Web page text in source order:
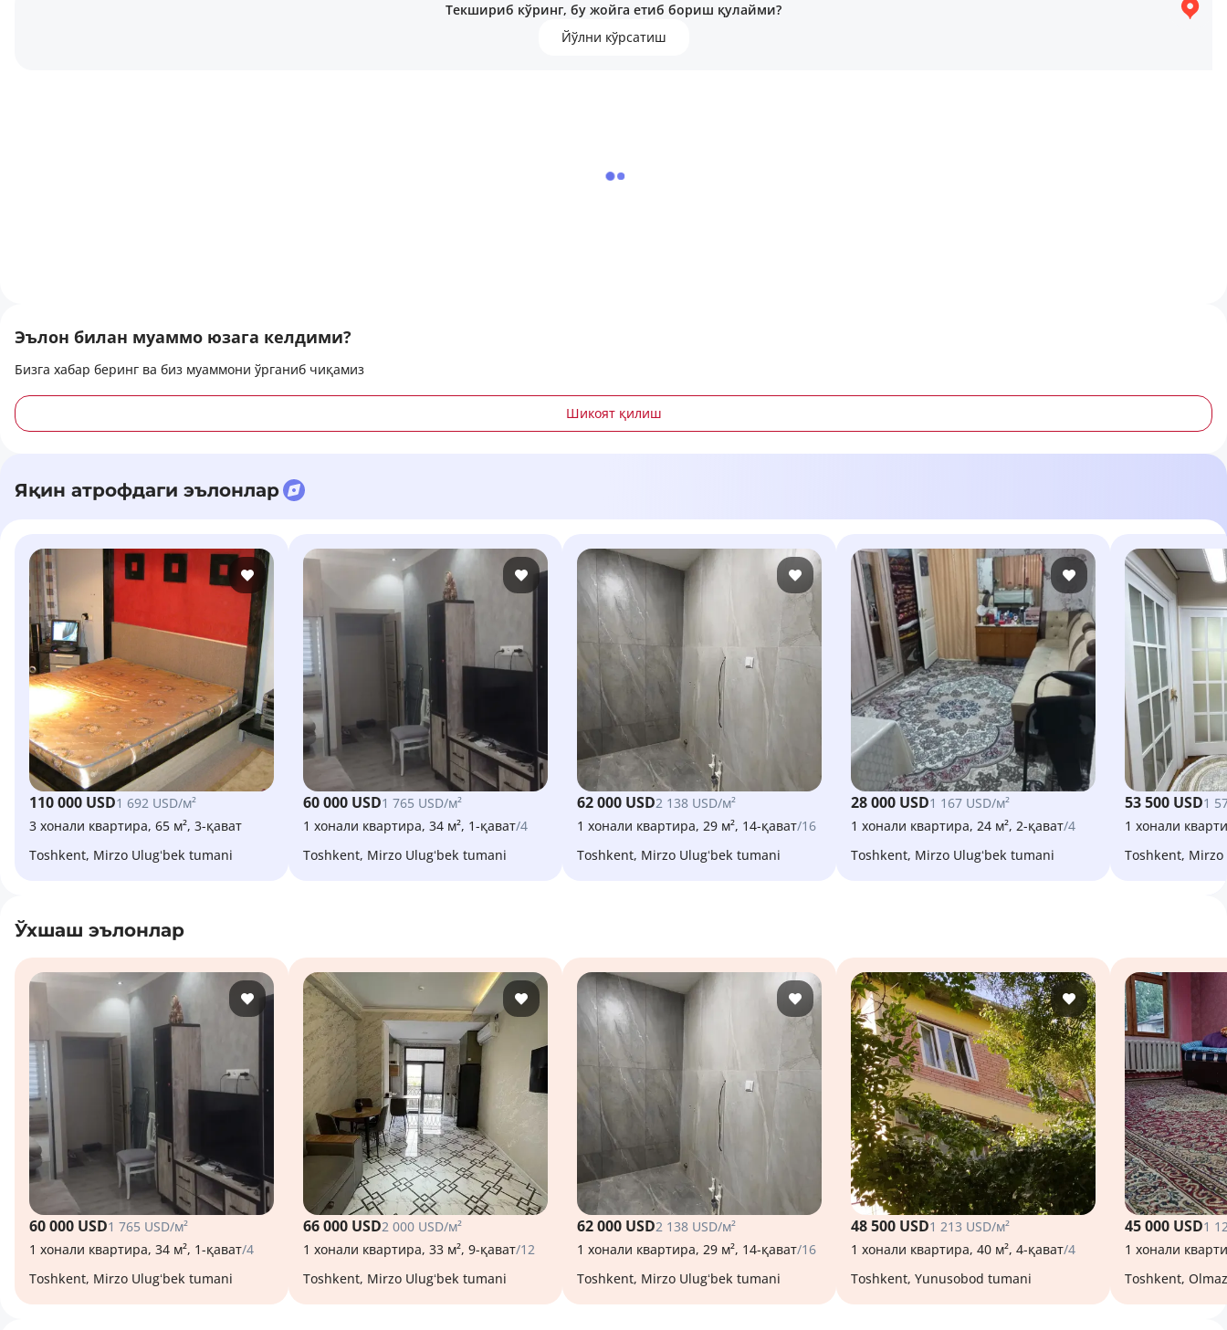
Текшириб кўринг, бу жойга етиб бориш қулайми?
Йўлни кўрсатиш
Эълон билан муаммо юзага келдими?
Бизга хабар беринг ва биз муаммони ўрганиб чиқамиз
Шикоят қилиш
Яқин атрофдаги эълонлар
110 000 USD1 692 USD/м²
3 хонали квартира, 65 м², 3-қават
Toshkent, Mirzo Ulugʻbek tumani
60 000 USD1 765 USD/м²
1 хонали квартира, 34 м², 1-қават/4
Toshkent, Mirzo Ulugʻbek tumani
62 000 USD2 138 USD/м²
1 хонали квартира, 29 м², 14-қават/16
Toshkent, Mirzo Ulugʻbek tumani
28 000 USD1 167 USD/м²
1 хонали квартира, 24 м², 2-қават/4
Toshkent, Mirzo Ulugʻbek tumani
53 500 USD1
1 хонали
Toshkent,
Ўхшаш эълонлар
60 000 USD1 765 USD/м²
1 хонали квартира, 34 м², 1-қават/4
Toshkent, Mirzo Ulugʻbek tumani
66 000 USD2 000 USD/м²
1 хонали квартира, 33 м², 9-қават/12
Toshkent, Mirzo Ulugʻbek tumani
62 000 USD2 138 USD/м²
1 хонали квартира, 29 м², 14-қават/16
Toshkent, Mirzo Ulugʻbek tumani
48 500 USD1 213 USD/м²
1 хонали квартира, 40 м², 4-қават/4
Toshkent, Yunusobod tumani
45 000 USD1
1 хонали
Toshkent,